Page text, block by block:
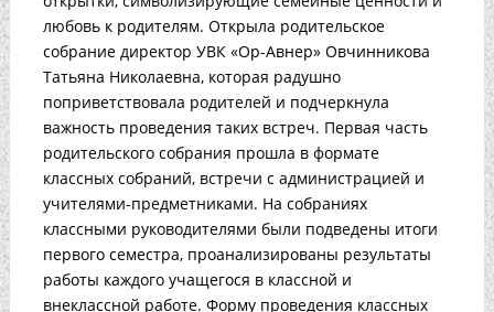
любовь к родителям. Открыла родительское
собрание директор УВК «Ор-Авнер» Овчинникова
Татьяна Николаевна, которая радушно
поприветствовала родителей и подчеркнула
важность проведения таких встреч. Первая часть
родительского собрания прошла в формате
классных собраний, встречи с администрацией и
учителями-предметниками. На собраниях
классными руководителями были подведены итоги
первого семестра, проанализированы результаты
работы каждого учащегося в классной и
внеклассной работе. Форму проведения классных